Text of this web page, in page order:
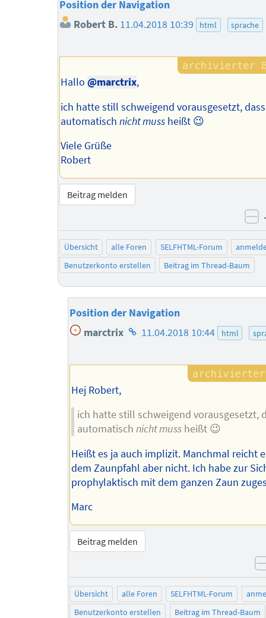
Position der Navigation
Robert B. 11.04.2018 10:39 html sprache
Hallo@marctrix,
ich hatte still schweigend vorausgesetzt,
automatischnicht muss heißt 😉
Viele Grüße
Robert
Beitrag melden
Übersicht alle Foren SELFHTML-Forum
Benutzerkonto erstellen
Beitrag im Thread-Baum
Position der Navigation
marctrix Homepage
Autors
11.04.2018 10:44 html
Hej Robert,
ich hatte still schweigend vorausgesetzt,
automatisch nicht mussheißt 😉
Heißt es ja auch implizit. Manchmal reicht
dem Zaunpfahl aber nicht. Ich habe zur
prophylaktisch mit dem ganzen Zaun
Marc
Beitrag melden
Übersicht alle Foren SELFHTML-Forum
Benutzerkonto erstellen
Beitrag im Thread-Baum